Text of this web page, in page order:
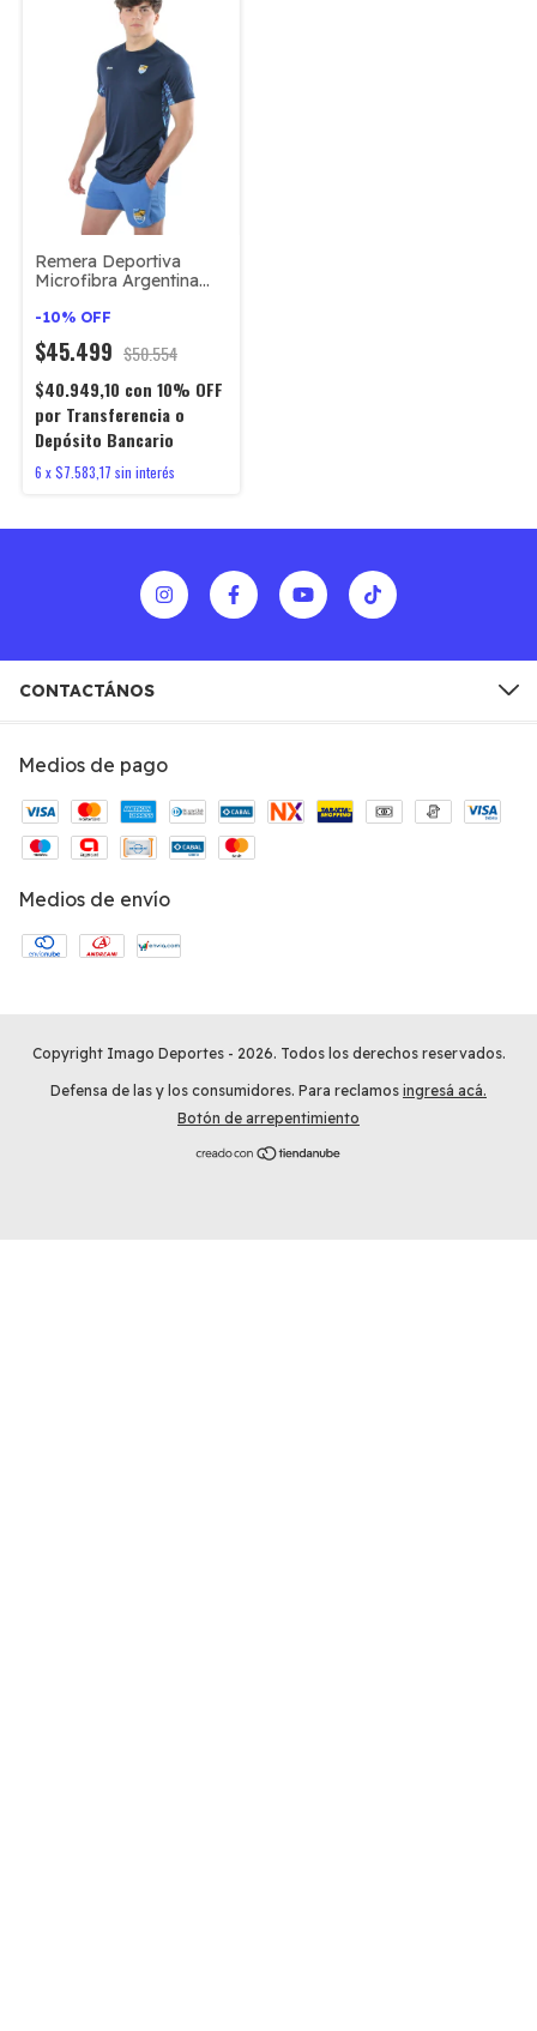
Remera Deportiva
Microfibra Argentina
-10% OFF
$45.499 $50.554
$40.949,10 con 10% OFF
por Transferencia o
Depósito Bancario
6 x$7.583,17 sin interés
CONTACTÁNOS
Medios de pago
Medios de envío
Copyright Imago Deportes - 2026. Todos los derechos reservados.
Defensa de las y los consumidores. Para reclamos ingresá acá.
Botón de arrepentimiento